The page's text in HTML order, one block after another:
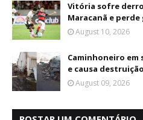
Vitória sofre
Maracanã e
August 10, 2026
Caminhoneiro em
e causa
August 09, 2026